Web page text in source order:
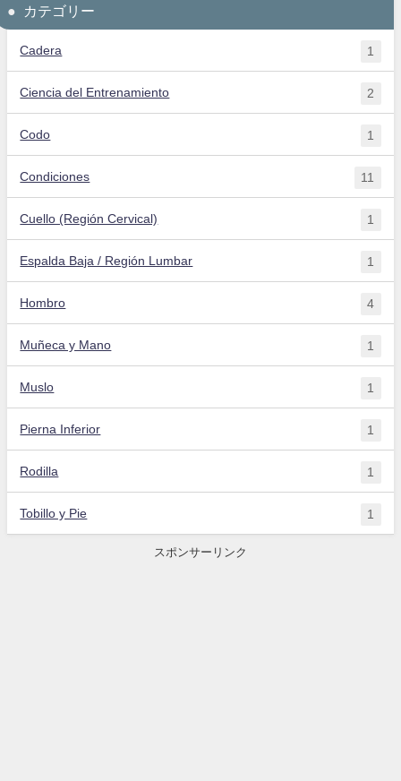
カテゴリー
Cadera 1
Ciencia del Entrenamiento 2
Codo 1
Condiciones 11
Cuello (Región Cervical) 1
Espalda Baja / Región Lumbar 1
Hombro 4
Muñeca y Mano 1
Muslo 1
Pierna Inferior 1
Rodilla 1
Tobillo y Pie 1
スポンサーリンク